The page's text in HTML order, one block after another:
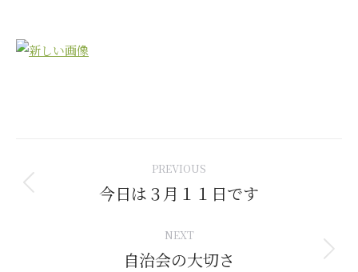
navigation
PREVIOUS
Previous
今日は３月１１日です
NEXT
Next
自治会の大切さ